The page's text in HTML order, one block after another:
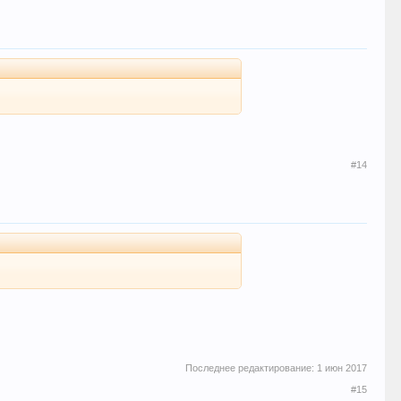
#14
Последнее редактирование: 1 июн 2017
#15